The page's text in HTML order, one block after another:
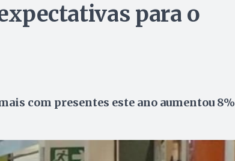
para o
com presentes este ano aumentou 8%